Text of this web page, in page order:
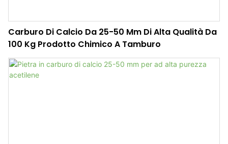
Carburo Di Calcio Da 25-50 Mm Di Alta Qualità Da
100 Kg Prodotto Chimico A Tamburo